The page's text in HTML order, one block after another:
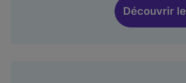
Découvrirle